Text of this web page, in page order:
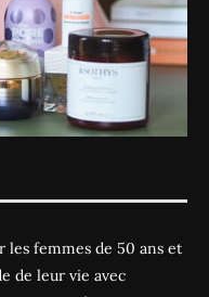
les femmes de 50 ans et
de leur vie avec